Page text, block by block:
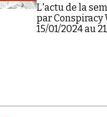
Revues de presse
L'actu de la
par Conspiracy
15/01/2024 au